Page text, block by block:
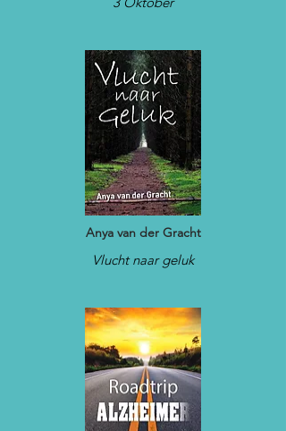
Anya van der Gracht
Vlucht naar geluk